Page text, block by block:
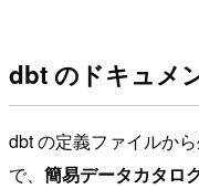
dbt のドキュメ
dbt の定義ファイルか
で、 簡易データカタロ